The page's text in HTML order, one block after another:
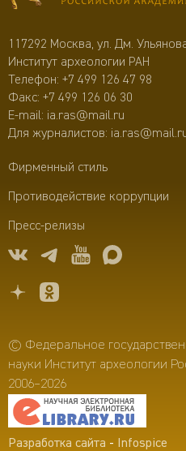
117292 Москва, ул. Дм.
Институт археологии РАН
Телефон: +7 499 126 47 98
Факс: +7 499 126 06 30
E-mail: ia.ras@mail.ru
Для журналистов:
Фирменный стиль
Противодействие коррупции
Пресс-релизы
© Федеральное
науки Институт археологии
2006–2026
Разработка сайта - Infospice